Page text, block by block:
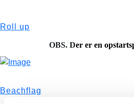
Roll up
OBS. Der er en
Beachflag